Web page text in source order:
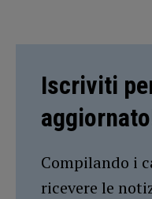
Iscriviti
Compilando i
ricevere le